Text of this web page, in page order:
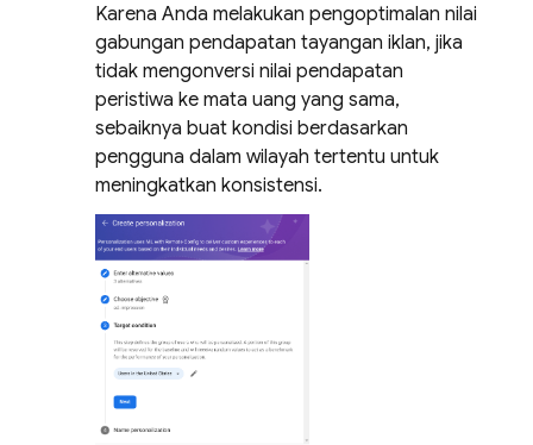
Karena Anda melakukan pengoptimalan nilai
gabungan pendapatan tayangan iklan, jika
tidak mengonversi nilai pendapatan
peristiwa ke mata uang yang sama,
sebaiknya buat kondisi berdasarkan
pengguna dalam wilayah tertentu untuk
meningkatkan konsistensi.